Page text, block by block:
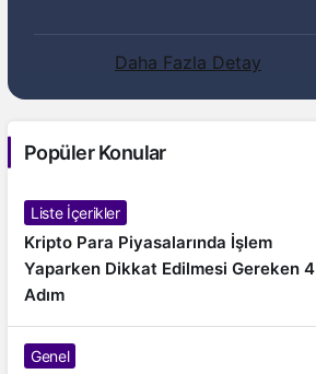
Daha Fazla Detay
Popüler Konular
Liste İçerikler
Kripto Para Piyasalarında İşlem
Yaparken Dikkat Edilmesi Gereken 4
Adım
Genel